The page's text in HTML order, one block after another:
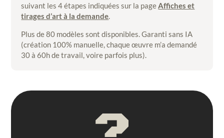
suivant les 4 étapes indiquées sur la pageAffiches et
tirages d’art à la demande.
Plus de 80 modèles sont disponibles. Garanti sans IA
(création 100% manuelle, chaque œuvre m’a demandé
30 à 60h de travail, voire parfois plus).